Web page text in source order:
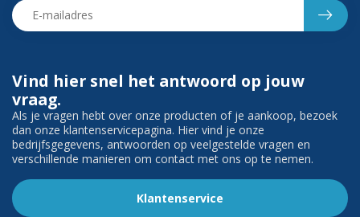
Vind hier snel het antwoord op jouw
vraag.
Als je vragen hebt over onze producten of je aankoop, bezoek
dan onze klantenservicepagina. Hier vind je onze
bedrijfsgegevens, antwoorden op veelgestelde vragen en
verschillende manieren om contact met ons op te nemen.
Klantenservice